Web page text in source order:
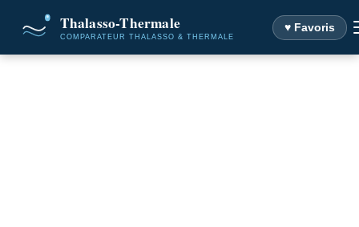
♥ Favoris